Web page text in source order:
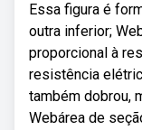
Essa figura é
outra inferior;
proporcional à
resistência
também dobrou,
Webárea de